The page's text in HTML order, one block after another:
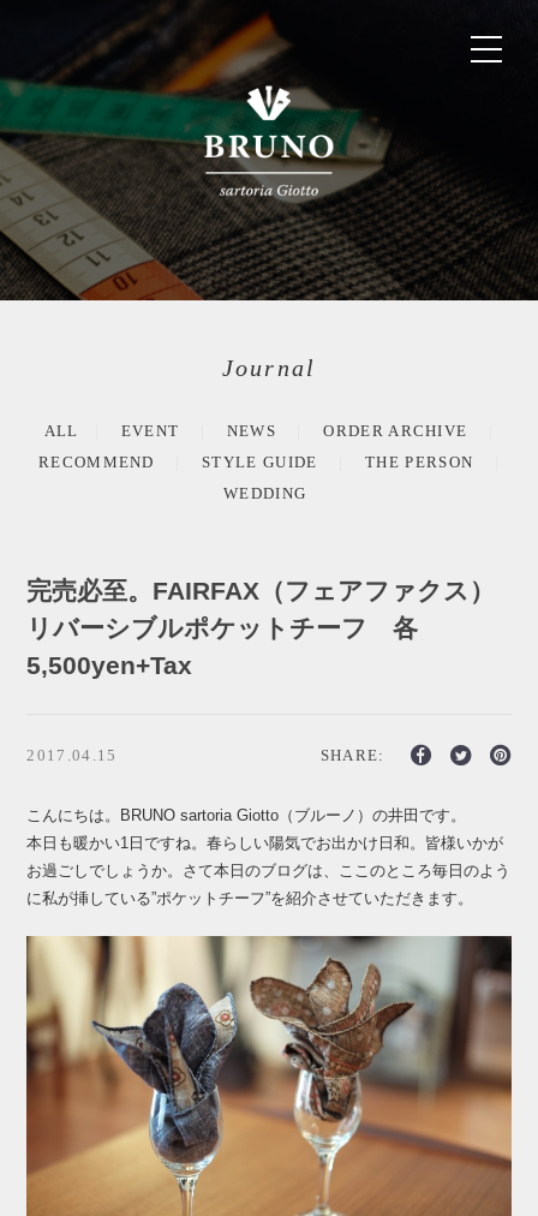
Journal
ALL EVENT NEWS
ORDER ARCHIVE
RECOMMEND
STYLE GUIDE
THE PERSON
WEDDING
完売必至。FAIRFAX（フェアファクス）
リバーシブルポケットチーフ 各
5,500yen+Tax
2017.04.15 SHARE:
こんにちは。BRUNO sartoria Giotto（ブルーノ）の井田です。
本日も暖かい1日ですね。春らしい陽気でお出かけ日和。皆様いかが
お過ごしでしょうか。さて本日のブログは、ここのところ毎日のよう
に私が挿している”ポケットチーフ”を紹介させていただきます。